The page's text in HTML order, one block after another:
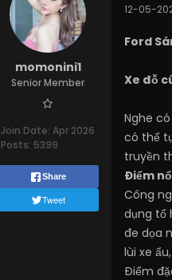
momonini1
Senior Member
Join Date: Apr 2026
Posts: 5399
Share
Tweet
12-05-
Ford
Xe đỗ
Nghe
có thể
truyền
Điểm
Công
dụng tổ
đe dọa
lùi xe
Điểm